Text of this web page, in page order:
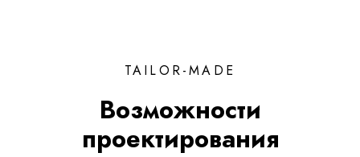
TAILOR-MADE
Возможности
проектирования